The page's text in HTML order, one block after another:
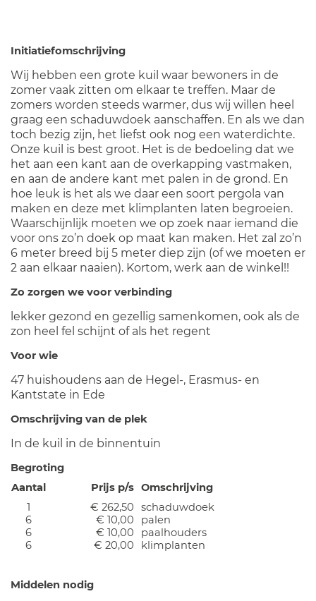
Initiatiefomschrijving
Wij hebben een grote kuil waar bewoners in de
zomer vaak zitten om elkaar te treffen. Maar de
zomers worden steeds warmer, dus wij willen heel
graag een schaduwdoek aanschaffen. En als we dan
toch bezig zijn, het liefst ook nog een waterdichte.
Onze kuil is best groot. Het is de bedoeling dat we
het aan een kant aan de overkapping vastmaken,
en aan de andere kant met palen in de grond. En
hoe leuk is het als we daar een soort pergola van
maken en deze met klimplanten laten begroeien.
Waarschijnlijk moeten we op zoek naar iemand die
voor ons zo’n doek op maat kan maken. Het zal zo’n
6 meter breed bij 5 meter diep zijn (of we moeten er
2 aan elkaar naaien). Kortom, werk aan de winkel!!
Zo zorgen we voor verbinding
lekker gezond en gezellig samenkomen, ook als de
zon heel fel schijnt of als het regent
Voor wie
47 huishoudens aan de Hegel-, Erasmus- en
Kantstate in Ede
Omschrijving van de plek
In de kuil in de binnentuin
Begroting
Aantal
Prijs p/s Omschrijving
1
€ 262,50
schaduwdoek
6
€ 10,00
palen
6
€ 10,00
paalhouders
6
€ 20,00 klimplanten
Middelen nodig